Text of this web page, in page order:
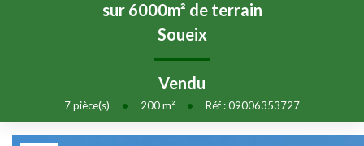
VENDRE UN BIEN
DÉPOSEZ VOTRE RECHERCHE
NOUS REJOINDRE
sur 6000m² de terrain
Soueix
Vendu
7pièce(s) • 200m² • Réf : 09006353727